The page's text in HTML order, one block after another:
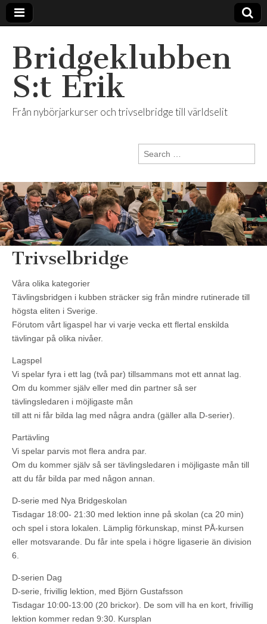
Bridgeklubben
S:t Erik
Från nybörjarkurser och trivselbridge till världselit
Search
for:
Trivselbridge
Våra olika kategorier
Tävlingsbridgen i kubben sträcker sig från mindre rutinerade till
högsta eliten i Sverige.
Förutom vårt ligaspel har vi varje vecka ett flertal enskilda
tävlingar på olika nivåer.
Lagspel
Vi spelar fyra i ett lag (två par) tillsammans mot ett annat lag.
Om du kommer själv eller med din partner så ser
tävlingsledaren i möjligaste mån
till att ni får bilda lag med några andra (gäller alla D-serier).
Partävling
Vi spelar parvis mot flera andra par.
Om du kommer själv så ser tävlingsledaren i möjligaste mån till
att du får bilda par med någon annan.
D-serie med Nya Bridgeskolan
Tisdagar 18:00- 21:30 med lektion inne på skolan (ca 20 min)
och spel i stora lokalen. Lämplig förkunskap, minst PÅ-kursen
eller motsvarande. Du får inte spela i högre ligaserie än division
6.
D-serien Dag
D-serie, frivillig lektion, med Björn Gustafsson
Tisdagar 10:00-13:00 (20 brickor). De som vill ha en kort, frivillig
lektion kommer redan 9:30. Kursplan